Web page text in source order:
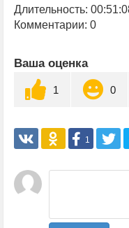
Длительность:
Комментарии: 0
Ваша оценка
1 0
1